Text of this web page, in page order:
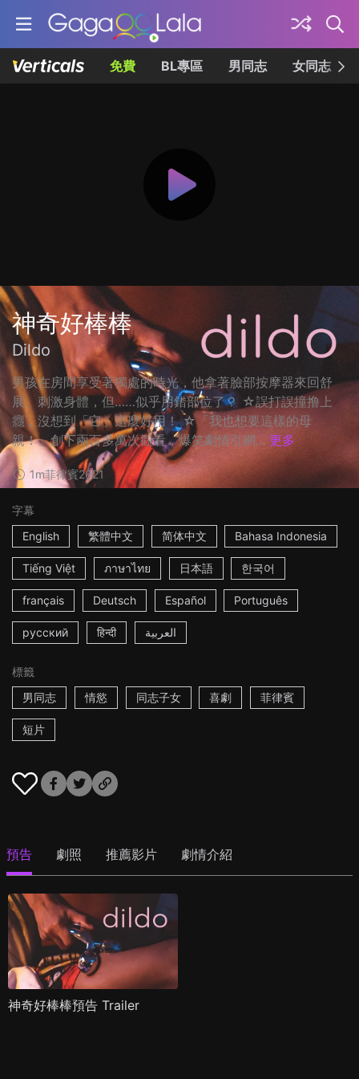
免費 BL專區 男同志 女同志
神奇好棒棒
Dildo
男孩在房間享受著獨處的時光，他拿著臉部按摩器來回舒
展、刺激身體，但……似乎用錯部位了？ ☆誤打誤撞撸上
癮，沒想到「它」這麼好用！ ☆「我也想要這樣的母
親！」創下兩百多萬次觀看，爆笑劇情引網... 更多
1m菲律賓2021
字幕
English
繁體中文 简体中文 Bahasa Indonesia
Tiếng Việt ภาษาไทย 日本語 한국어
français Deutsch Español Português
русский हिन्दी العربية
標籤
男同志
情慾 同志子女 喜劇 菲律賓
短片
預告 劇照 推薦影片 劇情介紹
神奇好棒棒預告 Trailer